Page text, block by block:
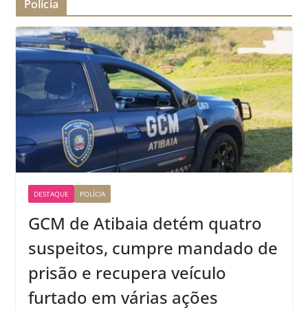
Polícia
DESTAQUE POLÍCIA
GCM de Atibaia detém quatro
suspeitos, cumpre mandado de
prisão e recupera veículo
furtado em várias ações